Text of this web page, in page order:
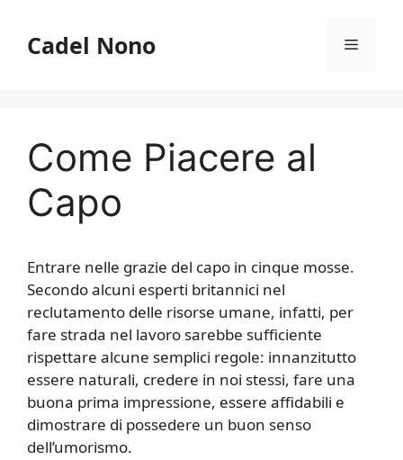
contenuto
Cadel Nono Menu
Come Piacere al
Capo
Entrare nelle grazie del capo in cinque mosse.
Secondo alcuni esperti britannici nel
reclutamento delle risorse umane, infatti, per
fare strada nel lavoro sarebbe sufficiente
rispettare alcune semplici regole: innanzitutto
essere naturali, credere in noi stessi, fare una
buona prima impressione, essere affidabili e
dimostrare di possedere un buon senso
dell’umorismo.